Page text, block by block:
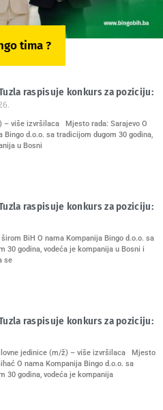
tima ?
raspisuje konkurs za poziciju:
– više izvršilaca Mjesto rada: Sarajevo O
Bingo d.o.o. sa tradicijom dugom 30 godina,
u Bosni
raspisuje konkurs za poziciju:
BiH O nama Kompanija Bingo d.o.o. sa
30 godina, vodeća je kompanija u Bosni i
se
raspisuje konkurs za poziciju:
jedinice (m/ž) – više izvršilaca Mjesto
O nama Kompanija Bingo d.o.o. sa
30 godina, vodeća je kompanija